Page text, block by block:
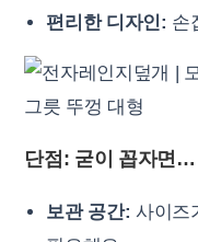
편리한 디자인: 손
단점: 굳이 꼽자면…
보관 공간: 사이즈